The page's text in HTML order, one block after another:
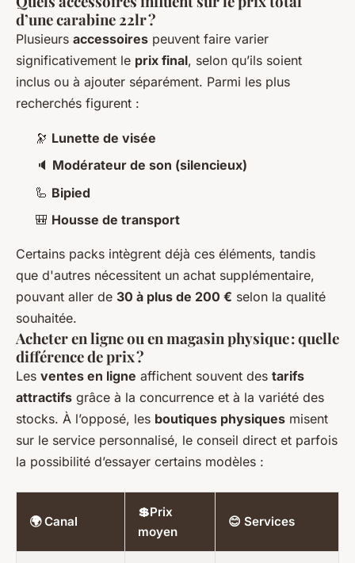
d’une carabine 22lr ?
Plusieurs accessoires peuvent faire varier
significativement le prix final, selon qu’ils soient
inclus ou à ajouter séparément. Parmi les plus
recherchés figurent :
🔭 Lunette de visée
🔈 Modérateur de son (silencieux)
🦾 Bipied
🎒 Housse de transport
Certains packs intègrent déjà ces éléments, tandis
que d'autres nécessitent un achat supplémentaire,
pouvant aller de 30 à plus de 200 € selon la qualité
souhaitée.
Acheter en ligne ou en magasin physique : quelle
différence de prix ?
Les ventes en ligne affichent souvent des tarifs
attractifs grâce à la concurrence et à la variété des
stocks. À l’opposé, les boutiques physiques misent
sur le service personnalisé, le conseil direct et parfois
la possibilité d’essayer certains modèles :
🌍 Canal
💲Prix
moyen
😊 Services